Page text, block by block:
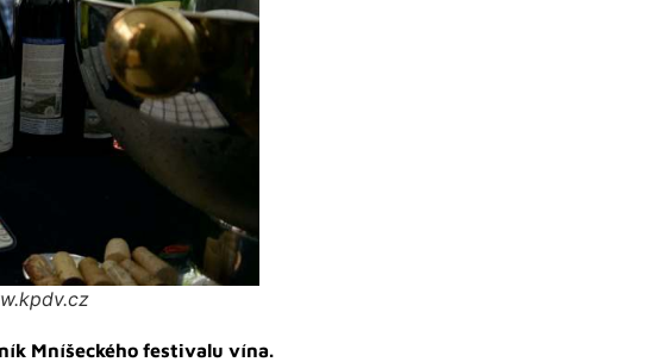
Mníšeckého festivalu vína.